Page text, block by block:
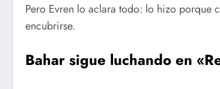
Pero Evren lo aclara todo: lo hizo porque
encubrirse.
Bahar sigue luchando en